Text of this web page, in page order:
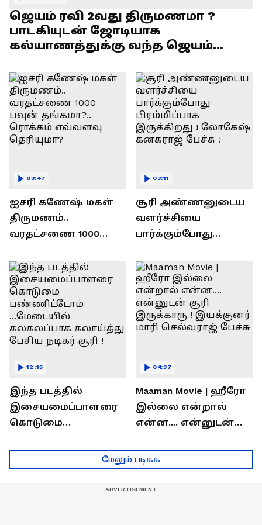
ஜெயம் ரவி 2வது திருமணமா ?
பாடகியுடன் ஜோடியாக
கல்யாணத்துக்கு வந்த ஜெயம்
ஐசரி கணேஷ் மகள்
திருமணம்..
வரதட்சணை 1000
ரொக்கம் எவ்வளவு
தெரியுமா?
03:47
சூரி அண்ணனுடைய
வளர்ச்சியை
பார்க்கும்போது
இருக்கிறது !
லோகேஷ் கனகராஜ்
பேச்சு !
03:11
இந்த படத்தில்
இசையமைப்பாளரை
கொடுமை
...மேடையில்
கலகலப்பாக
12:15
Maaman Movie | ஹீரோ
இல்லை என்றால்
என்ன.... என்னுடன்
இயக்குனர் மாரி
செல்வராஜ் பேச்சு
04:37
மேலும் படிக்க